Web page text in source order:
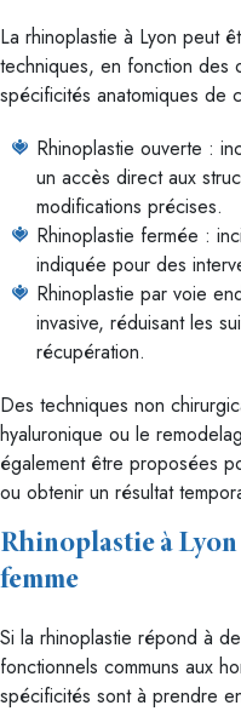
La rhinoplastie à Lyon peut
techniques, en fonction des
spécificités anatomiques de
Rhinoplastie ouverte :
un accès direct aux
modifications précises.
Rhinoplastie fermée :
indiquée pour des
Rhinoplastie par voie
invasive, réduisant les
récupération.
Des techniques non
hyaluronique ou le
également être proposées
ou obtenir un résultat
Rhinoplastie à
femme
Si la rhinoplastie répond à
fonctionnels communs aux
spécificités sont à prendre